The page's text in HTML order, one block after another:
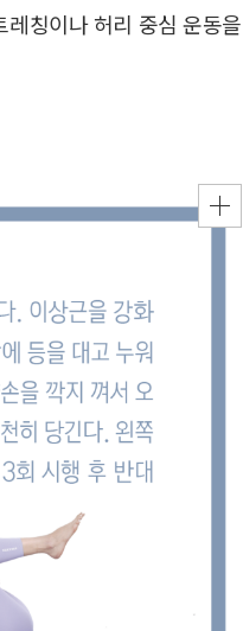
칭이나 허리 중심 운동을